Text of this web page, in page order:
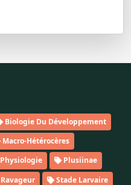
Biologie Du Développement
Macro-Hétérocères
Physiologie
Plusiinae
Ravageur Stade Larvaire